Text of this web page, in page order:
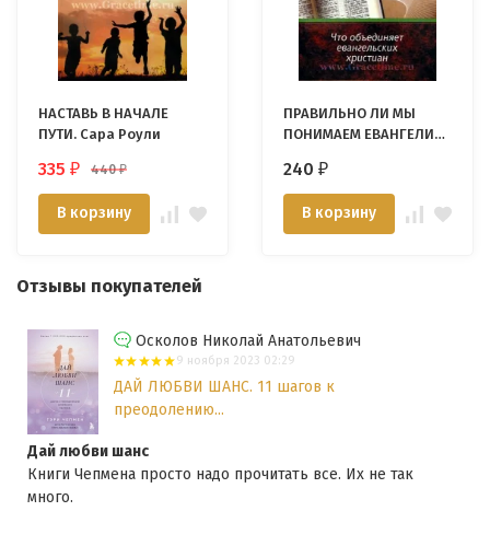
НАСТАВЬ В НАЧАЛЕ
ПУТИ. Сара Роули
335 ₽ 440₽
В корзину
ПРАВИЛЬНО ЛИ МЫ
ПОНИМАЕМ ЕВАНГЕЛИЕ?
240 ₽
В корзину
Отзывы покупателей
Осколов Николай Анатольевич
9 ноября 2023 02:29
ДАЙ ЛЮБВИ ШАНС. 11 шагов к
преодолению...
Дай любви шанс
Книги Чепмена просто надо прочитать все. Их не так
много.